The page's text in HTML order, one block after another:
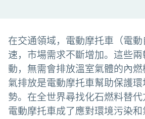
在交通領域，電動摩托車（電
速，市場需求不斷增加。這些
動，無需會排放溫室氣體的內燃
氣排放是電動摩托車幫助保護
勢。在全世界尋找化石燃料替代
電動摩托車成了應對環境污染